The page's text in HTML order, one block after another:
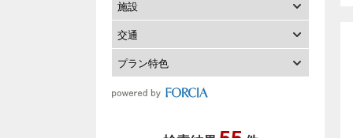
施設
交通
プラン特色